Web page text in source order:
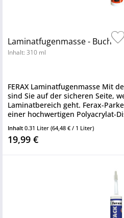
Laminatfugenmasse - Buche
Inhalt: 310 ml
FERAX Laminatfugenmasse Mit
sind Sie auf der sicheren Seite,
Laminatbereich geht. Ferax-
einer hochwertigen Polyacrylat-
Inhalt 0.31 Liter (64,48 € / 1 Liter)
19,99 €